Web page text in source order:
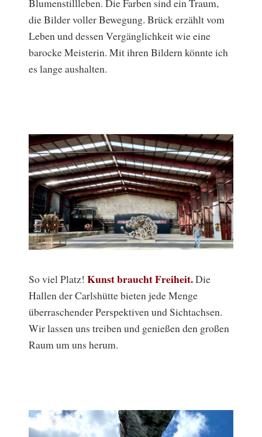
Blumenstillleben. Die Farben sind ein Traum,
die Bilder voller Bewegung. Brück erzählt vom
Leben und dessen Vergänglichkeit wie eine
barocke Meisterin. Mit ihren Bildern könnte ich
es lange aushalten.
So viel Platz! Kunst braucht Freiheit.Die
Hallen der Carlshütte bieten jede Menge
überraschender Perspektiven und Sichtachsen.
Wir lassen uns treiben und genießen den großen
Raum um uns herum.